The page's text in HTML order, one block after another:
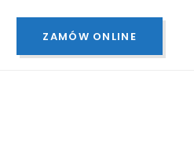
ZAMÓW ONLINE